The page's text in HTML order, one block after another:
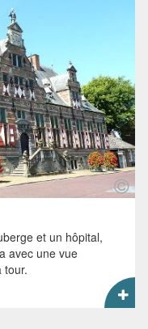
et un hôpital,
avec une vue
tour.